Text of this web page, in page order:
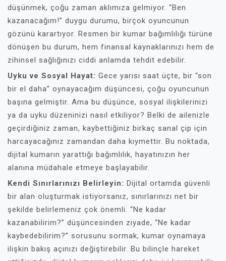
düşünmek, çoğu zaman aklımıza gelmiyor. “Ben
kazanacağım!” duygu durumu, birçok oyuncunun
gözünü karartıyor. Resmen bir kumar bağımlılığı türüne
dönüşen bu durum, hem finansal kaynaklarınızı hem de
zihinsel sağlığınızı ciddi anlamda tehdit edebilir.
Uyku ve Sosyal Hayat: Gece yarısı saat üçte, bir “son
bir el daha” oynayacağım düşüncesi, çoğu oyuncunun
başına gelmiştir. Ama bu düşünce, sosyal ilişkilerinizi
ya da uyku düzeninizi nasıl etkiliyor? Belki de ailenizle
geçirdiğiniz zaman, kaybettiğiniz birkaç sanal çip için
harcayacağınız zamandan daha kıymettir. Bu noktada,
dijital kumarın yarattığı bağımlılık, hayatınızın her
alanına müdahale etmeye başlayabilir.
Kendi Sınırlarınızı Belirleyin: Dijital ortamda güvenli
bir alan oluşturmak istiyorsanız, sınırlarınızı net bir
şekilde belirlemeniz çok önemli. “Ne kadar
kazanabilirim?” düşüncesinden ziyade, “Ne kadar
kaybedebilirim?” sorusunu sormak, kumar oynamaya
ilişkin bakış açınızı değiştirebilir. Bu bilinçle hareket